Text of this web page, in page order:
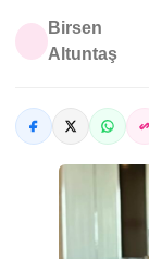
Birsen
Altuntaş